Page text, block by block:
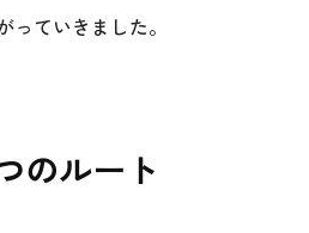
ていきました。
のルート